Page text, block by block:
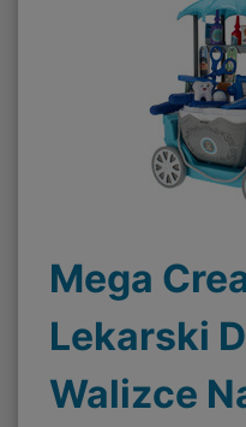
Mega
Lekarski
Walizce